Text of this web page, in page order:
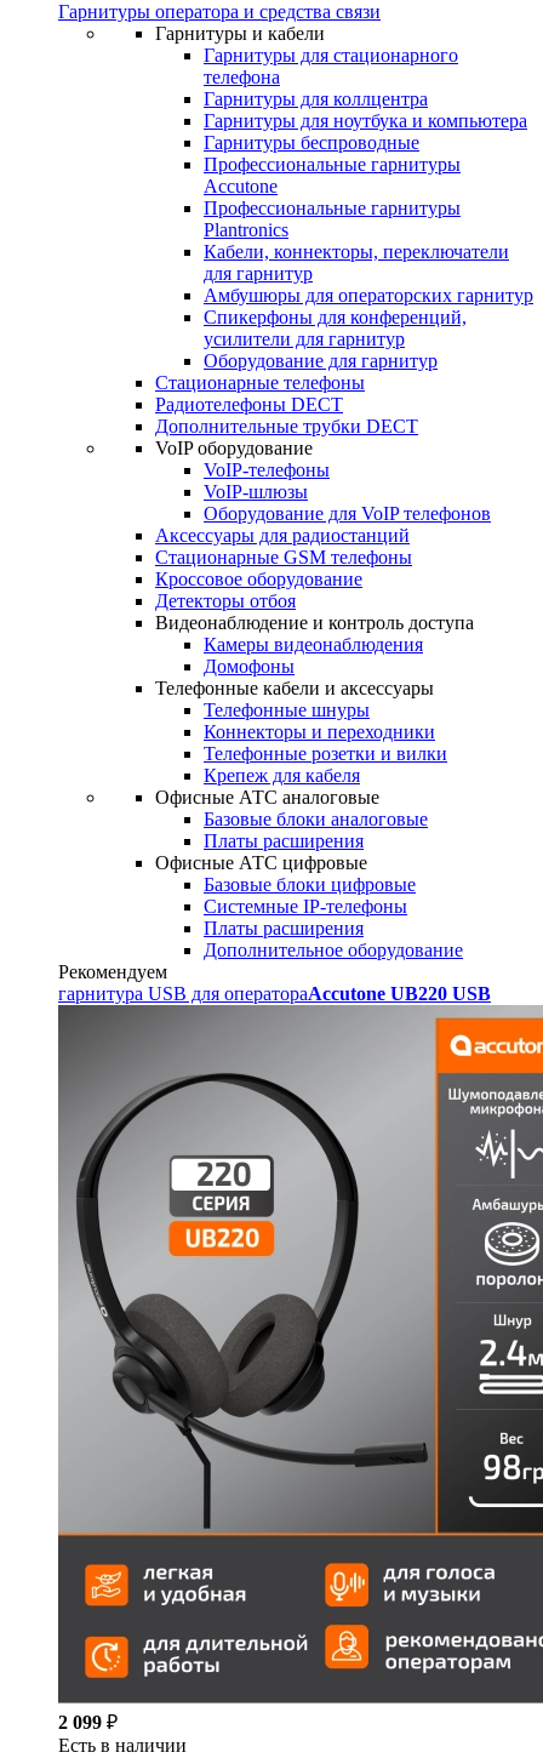
Гарнитуры оператора и средства связи
Гарнитуры и кабели
Гарнитуры для стационарного
телефона
Гарнитуры для коллцентра
Гарнитуры для ноутбука и компьютера
Гарнитуры беспроводные
Профессиональные гарнитуры
Accutone
Профессиональные гарнитуры
Plantronics
Кабели, коннекторы, переключатели
для гарнитур
Амбушюры для операторских гарнитур
Cпикерфоны для конференций,
усилители для гарнитур
Оборудование для гарнитур
Стационарные телефоны
Радиотелефоны DECT
Дополнительные трубки DECT
VoIP оборудование
VoIP-телефоны
VoIP-шлюзы
Оборудование для VoIP телефонов
Аксессуары для радиостанций
Стационарные GSM телефоны
Кроссовое оборудование
Детекторы отбоя
Видеонаблюдение и контроль доступа
Камеры видеонаблюдения
Домофоны
Телефонные кабели и аксессуары
Телефонные шнуры
Коннекторы и переходники
Телефонные розетки и вилки
Крепеж для кабеля
Офисные АТС аналоговые
Базовые блоки аналоговые
Платы расширения
Офисные АТС цифровые
Базовые блоки цифровые
Системные IP-телефоны
Платы расширения
Дополнительное оборудование
Рекомендуем
гарнитура USB для оператораAccutone UB220 USB
2 099 ₽
Есть в наличии